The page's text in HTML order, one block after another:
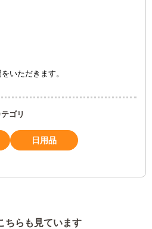
いただきます。
ゴリ
日用品
ちらも見ています